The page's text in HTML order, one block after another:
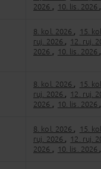
2026 , 10. lis. 2026 ,
8. kol. 2026 , 15.
ruj. 2026 , 12. ruj.
2026 , 10. lis. 2026 ,
8. kol. 2026 , 15.
ruj. 2026 , 12. ruj.
2026 , 10. lis. 2026 ,
8. kol. 2026 , 15.
ruj. 2026 , 12. ruj.
2026 , 10. lis. 2026 ,